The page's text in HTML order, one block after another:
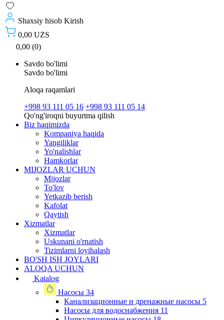
Shaxsiy hisob Kirish
0,00 UZS
0,00 (0)
Savdo bo'limi
Savdo bo'limi
Aloqa raqamlari
+998 93 111 05 16 +998 93 111 05 14
Qo'ng'iroqni buyurtma qilish
Biz haqimizda
Kompaniya haqida
Yangiliklar
Yo'nalishlar
Hamkorlar
MIJOZLAR UCHUN
Mijozlar
To'lov
Yetkazib berish
Kafolat
Qaytish
Xizmatlar
Xizmatlar
Uskunani o'rnatish
Tizimlarni loyihalash
BO'SH ISH JOYLARI
ALOQA UCHUN
Katalog
Насосы 34
Канализационные и дренажные насосы 5
Насосы для водоснабжения 11